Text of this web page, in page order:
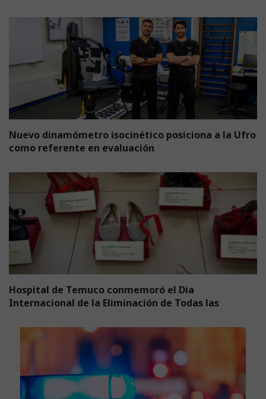
Nuevo dinamómetro isocinético posiciona a la Ufro
como referente en evaluación
Hospital de Temuco conmemoró el Dia
Internacional de la Eliminación de Todas las